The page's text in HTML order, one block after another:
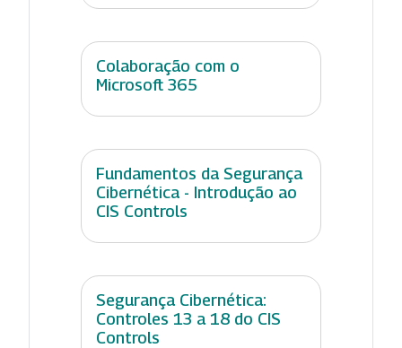
Colaboração com o
Microsoft 365
Fundamentos da Segurança
Cibernética - Introdução ao
CIS Controls
Segurança Cibernética:
Controles 13 a 18 do CIS
Controls